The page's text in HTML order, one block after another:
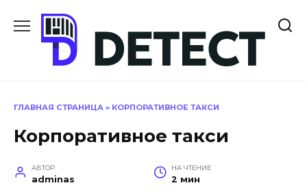
содержанию
ГЛАВНАЯ СТРАНИЦА » КОРПОРАТИВНОЕ ТАКСИ
Корпоративное такси
АВТОР
adminas
НА ЧТЕНИЕ
2 мин